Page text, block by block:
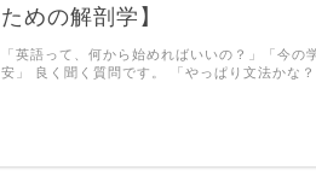
ための解剖学】
「英語って、何から始めればいいの？」「今の
安」 良く聞く質問です。 「やっぱり文法かな